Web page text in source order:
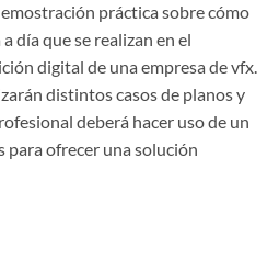
práctica sobre cómo
día que se realizan en el
digital de una empresa de vfx.
distintos casos de planos y
deberá hacer uso de un
para ofrecer una solución